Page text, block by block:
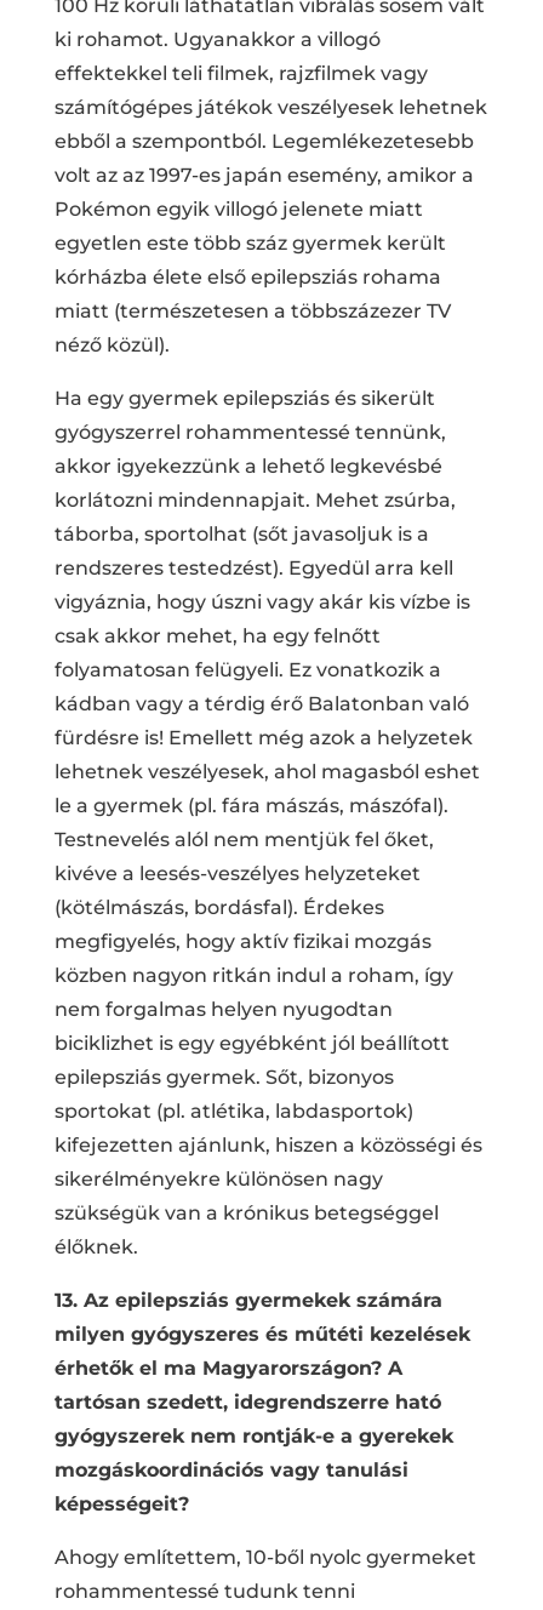
100 Hz körüli láthatatlan vibrálás sosem vált
ki rohamot. Ugyanakkor a villogó
effektekkel teli filmek, rajzfilmek vagy
számítógépes játékok veszélyesek lehetnek
ebből a szempontból. Legemlékezetesebb
volt az az 1997-es japán esemény, amikor a
Pokémon egyik villogó jelenete miatt
egyetlen este több száz gyermek került
kórházba élete első epilepsziás rohama
miatt (természetesen a többszázezer TV
néző közül).
Ha egy gyermek epilepsziás és sikerült
gyógyszerrel rohammentessé tennünk,
akkor igyekezzünk a lehető legkevésbé
korlátozni mindennapjait. Mehet zsúrba,
táborba, sportolhat (sőt javasoljuk is a
rendszeres testedzést). Egyedül arra kell
vigyáznia, hogy úszni vagy akár kis vízbe is
csak akkor mehet, ha egy felnőtt
folyamatosan felügyeli. Ez vonatkozik a
kádban vagy a térdig érő Balatonban való
fürdésre is! Emellett még azok a helyzetek
lehetnek veszélyesek, ahol magasból eshet
le a gyermek (pl. fára mászás, mászófal).
Testnevelés alól nem mentjük fel őket,
kivéve a leesés-veszélyes helyzeteket
(kötélmászás, bordásfal). Érdekes
megfigyelés, hogy aktív fizikai mozgás
közben nagyon ritkán indul a roham, így
nem forgalmas helyen nyugodtan
biciklizhet is egy egyébként jól beállított
epilepsziás gyermek. Sőt, bizonyos
sportokat (pl. atlétika, labdasportok)
kifejezetten ajánlunk, hiszen a közösségi és
sikerélményekre különösen nagy
szükségük van a krónikus betegséggel
élőknek.
13. Az epilepsziás gyermekek számára
milyen gyógyszeres és műtéti kezelések
érhetők el ma Magyarországon? A
tartósan szedett, idegrendszerre ható
gyógyszerek nem rontják-e a gyerekek
mozgáskoordinációs vagy tanulási
képességeit?
Ahogy említettem, 10-ből nyolc gyermeket
rohammentessé tudunk tenni